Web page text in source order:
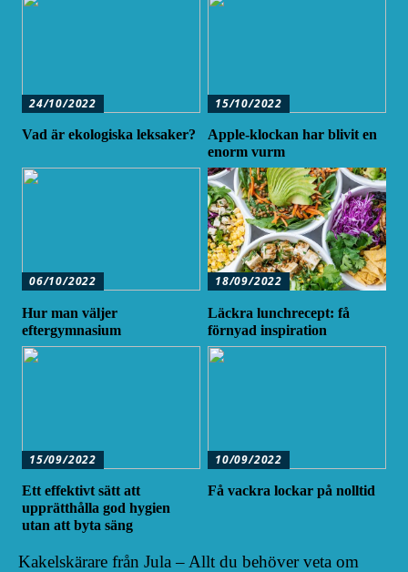
24/10/2022
Vad är ekologiska leksaker?
15/10/2022
Apple-klockan har blivit en
enorm vurm
06/10/2022
Hur man väljer
eftergymnasium
18/09/2022
Läckra lunchrecept: få
förnyad inspiration
15/09/2022
Ett effektivt sätt att
upprätthålla god hygien
utan att byta säng
10/09/2022
Få vackra lockar på nolltid
Kakelskärare från Jula – Allt du behöver veta om